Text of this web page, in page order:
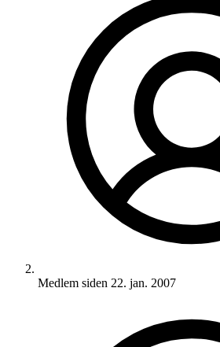
Medlem siden 22. jan. 2007